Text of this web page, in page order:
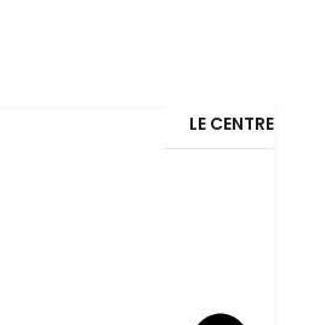
LE CENTRE